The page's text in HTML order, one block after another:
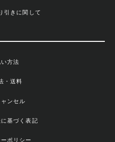
引きに関して
方法
・送料
ンセル
基づく表記
ポリシー